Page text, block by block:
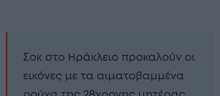
Σοκ στο Ηράκλειο προκαλούν οι
εικόνες με τα αιματοβαμμένα